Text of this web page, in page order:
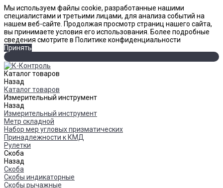
Мы используем файлы cookie, разработанные нашими
специалистами и третьими лицами, для анализа событий на
нашем веб-сайте. Продолжая просмотр страниц нашего сайта,
вы принимаете условия его использования. Более подробные
сведения смотрите в Политике конфиденциальности
Принять
Каталог товаров
Назад
Каталог товаров
Измерительный инструмент
Назад
Измерительный инструмент
Метр складной
Набор мер угловых призматических
Принадлежности к КМД
Рулетки
Скоба
Назад
Скоба
Скобы индикаторные
Скобы рычажные